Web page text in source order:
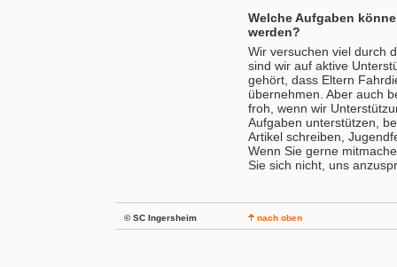
Welche Aufgaben
werden?
Wir versuchen viel durch
sind wir auf aktive
gehört, dass Eltern
übernehmen. Aber auch
froh, wenn wir
Aufgaben unterstützen,
Artikel schreiben,
Wenn Sie gerne
Sie sich nicht, uns
© SC Ingersheim nach oben